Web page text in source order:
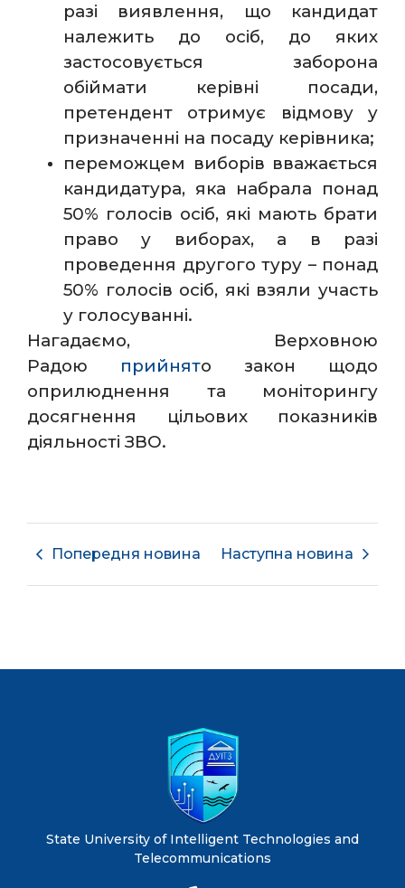
разі виявлення, що кандидат
належить до осіб, до яких
застосовується заборона
обіймати керівні посади,
претендент отримує відмову у
призначенні на посаду керівника;
переможцем виборів вважається
кандидатура, яка набрала понад
50% голосів осіб, які мають брати
право у виборах, а в разі
проведення другого туру – понад
50% голосів осіб, які взяли участь
у голосуванні.
Нагадаємо, Верховною
Радою прийнято закон щодо
оприлюднення та моніторингу
досягнення цільових показників
діяльності ЗВО.
Попередня новина Наступна новина
State University of Intelligent Technologies and
Telecommunications